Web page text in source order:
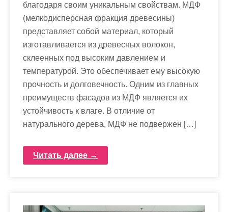
благодаря своим уникальным свойствам. МДФ
(мелкодисперсная фракция древесины)
представляет собой материал, который
изготавливается из древесных волокон,
склеенных под высоким давлением и
температурой. Это обеспечивает ему высокую
прочность и долговечность. Одним из главных
преимуществ фасадов из МДФ является их
устойчивость к влаге. В отличие от
натурального дерева, МДФ не подвержен […]
Читать далее →